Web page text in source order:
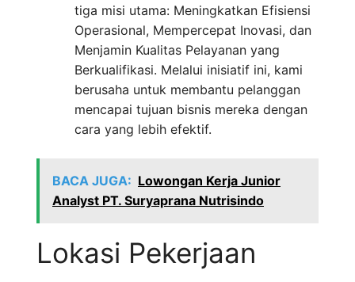
tiga misi utama: Meningkatkan Efisiensi
Operasional, Mempercepat Inovasi, dan
Menjamin Kualitas Pelayanan yang
Berkualifikasi. Melalui inisiatif ini, kami
berusaha untuk membantu pelanggan
mencapai tujuan bisnis mereka dengan
cara yang lebih efektif.
BACA JUGA: Lowongan Kerja Junior
Analyst PT. Suryaprana Nutrisindo
Lokasi Pekerjaan